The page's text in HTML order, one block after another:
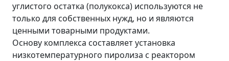
углистого остатка (полукокса) используются не
только для собственных нужд, но и являются
ценными товарными продуктами.
Основу комплекса составляет установка
низкотемпературного пиролиза с реактором